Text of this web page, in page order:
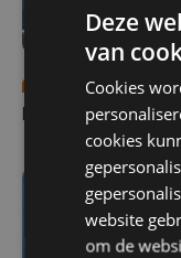
ma 3
Nieuws Focus en
Deze
van
Cookies
cookies
website
om de